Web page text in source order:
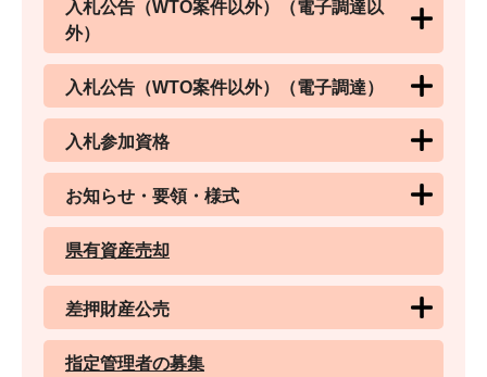
入札公告（WTO案件以外）（電子調達以
外）
入札公告（WTO案件以外）（電子調達）
入札参加資格
お知らせ・要領・様式
県有資産売却
差押財産公売
指定管理者の募集